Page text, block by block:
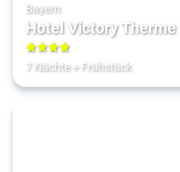
Bayern
Hotel Victory Therme
4
7 Nächte+ Frühstück